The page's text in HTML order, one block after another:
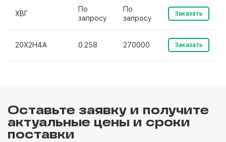
ХВГ
По
запросу
По
запросу
Заказать
20Х2Н4А 0.258 270000 Заказать
Оставьте заявку и получите
актуальные цены и сроки
поставки